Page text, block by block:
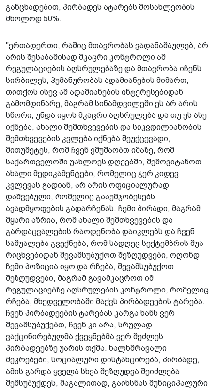
განცხადებით, პირბადეს ატარებს მოსახლეობის
მხოლოდ 50%.
"ერთადერთი, რაშიც მთავრობას ვადანაშაულებ, არ
არის შესაბამისად მკაცრი კონტროლი ამ
რეგულაციების აღსრულებაზე და მთავრობა იჩენს
სირბილეს, ჰუმანურობას ადამიანების მიმართ,
თითქოს ისევ ამ ადამიანების ინტერესებიდან
გამომდინარე, მაგრამ სინამდვილეში ეს არ არის
სწორი, უნდა იყოს მკაცრი აღსრულება და თუ ეს ასე
იქნება, ახალი შემთხვევების და სიკვდილიანობის
შემთხვევების კვლება იქნება შეუქცევადი,
მითუმეტეს, რომ ჩვენ ვმუშაობთ იმაზე, რომ
საქართველოში უახლოეს დღეებში, შემოვიტანოთ
ახალი მედიკამენტები, რომელიც ჯერ კიდევ
კვლევას გადიან, არ არის ოფიციალურად
დაშვებული, რომელიც გააუმჯობესებს
ავადმყოფების გადარჩენას. ჩემი პირადი, მაგრამ
მყარი აზრია, რომ ახალი შემთხვევების და
გარდაცვალების რაოდენობა დაიკლებს და ჩვენ
საშუალება გვექნება, რომ სადღეც სექტემბრის შუა
რიცხვებიდან შევამსუბუქოთ შეზღუდვები, ოღონდ
ჩემი პოზიცია იყო და რჩება, შევამსუბუქოთ
შეზღუდვები, მაგრამ გავამკაცროთ იმ
რეგულაციებზე აღსრულების კონტროლი, რომელიც
რჩება, მხედველობაში მაქვს პირბადეების ტარება.
ჩვენ პირბადეების ტარებას კარგა ხანს ვერ
შევამსუბუქებთ, ჩვენ კი არა, სრულად
ვაქცინირებულმა ქვეყნებმა ვერ შეძლეს
პირბადეებზე უარის თქმა. ხალხმრავალი
შეკრებები, სოციალური დისტანცირება, პირბადე,
ამის გარდა ყველა სხვა შეზღუდვა შეიძლება
შემსუბუქდეს, მაგალითად, გაიხსნას მუნიციპალური